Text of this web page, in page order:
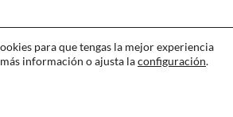
para que tengas la mejor experiencia
información o ajusta laconfiguración.